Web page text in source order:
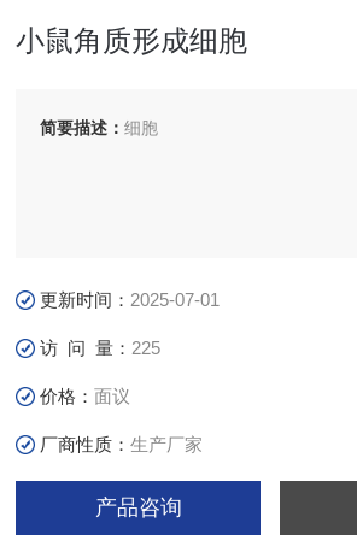
小鼠角质形成细胞
简要描述：细胞
更新时间： 2025-07-01
访 问 量： 225
价格：面议
厂商性质：生产厂家
产品咨询